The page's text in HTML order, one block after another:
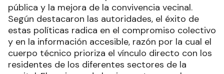
pública y la mejora de la convivencia vecinal.
Según destacaron las autoridades, el éxito de
estas políticas radica en el compromiso colectivo
y en la información accesible, razón por la cual el
cuerpo técnico prioriza el vínculo directo con los
residentes de los diferentes sectores de la